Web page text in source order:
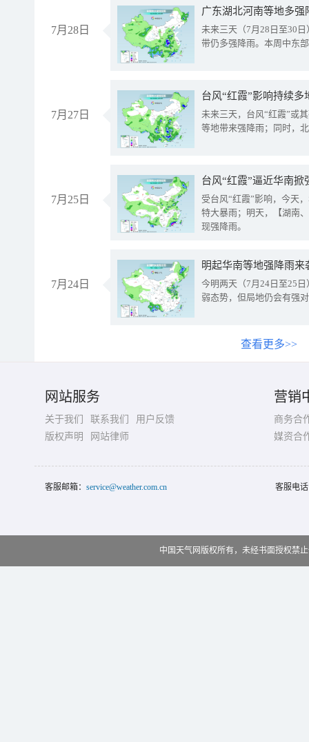
7月28日
广东湖北河南等地多
未来三天（7月28日至30
带仍多强降雨。本周中东
7月27日
台风“红霞”影响持续
未来三天，台风“红霞”或
等地带来强降雨；同时，
7月25日
台风“红霞”逼近华南
受台风“红霞”影响，今天
特大暴雨；明天，【湖南
现强降雨。
7月24日
明起华南等地强降雨
今明两天（7月24日至25
弱态势，但局地仍会有强
查看更多>>
网站服务
关于我们 联系我们
用户反馈
版权声明
网站律师
营销
商务合
媒资合
客服邮箱： service@weather.com.cn 客服电
中国天气网版权所有，未经书面授权